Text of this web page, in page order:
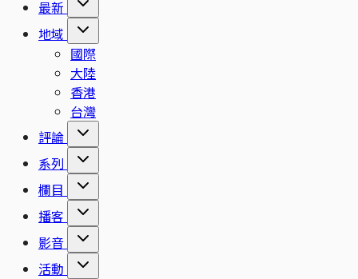
最新
地域
國際
大陸
香港
台灣
評論
系列
欄目
播客
影音
活動